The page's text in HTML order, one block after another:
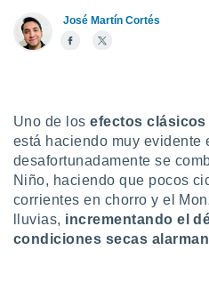
perfil
más
nuestra
y
de
José Martín Cortés
Uno de los efectos clásicos
está haciendo muy evidente
desafortunadamente se
Niño, haciendo que pocos
corrientes en chorro y el
lluvias, incrementando el
condiciones secas